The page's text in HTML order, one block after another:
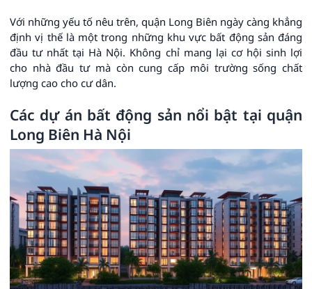
Với những yếu tố nêu trên, quận Long Biên ngày càng khẳng
định vị thế là một trong những khu vực bất động sản đáng
đầu tư nhất tại Hà Nội. Không chỉ mang lại cơ hội sinh lợi
cho nhà đầu tư mà còn cung cấp môi trường sống chất
lượng cao cho cư dân.
Các dự án bất động sản nổi bật tại quận
Long Biên Hà Nội